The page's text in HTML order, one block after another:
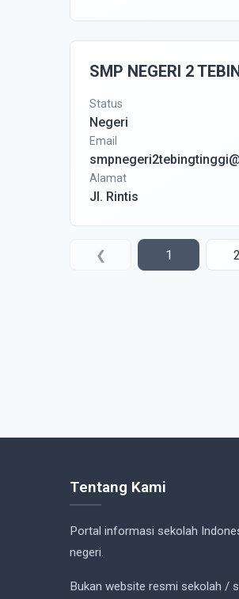
SMP NEGERI 2
Status
Negeri
Email
Alamat
Jl. Rintis
❮ 1 2
Tentang Kami
Portal informasi sekolah
negeri.
Bukan website resmi sekolah /